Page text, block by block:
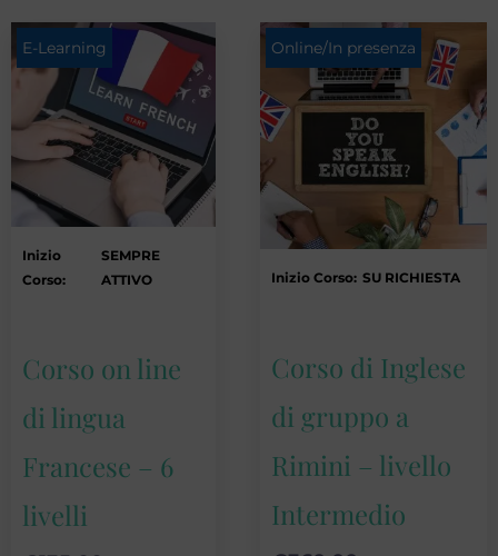
Inizio
Corso:
SEMPRE
ATTIVO
E-Learning
Corso on line
di lingua
Francese – 6
livelli
Inizio Corso: SU RICHIESTA
Online/In presenza
Corso di Inglese
di gruppo a
Rimini – livello
Intermedio